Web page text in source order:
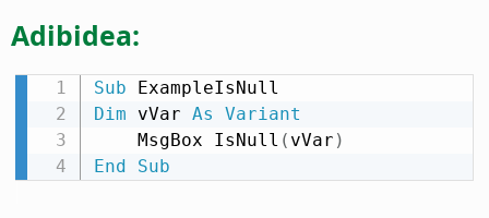
Adibidea:
Sub
Dim vVar As
Variant
    MsgBox IsNull
( vVar )
End
Sub